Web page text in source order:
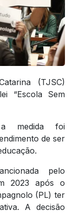
(TJSC)
“Escola Sem
a medida foi
de ser
pelo
2023 após o
(PL) ter
A decisão